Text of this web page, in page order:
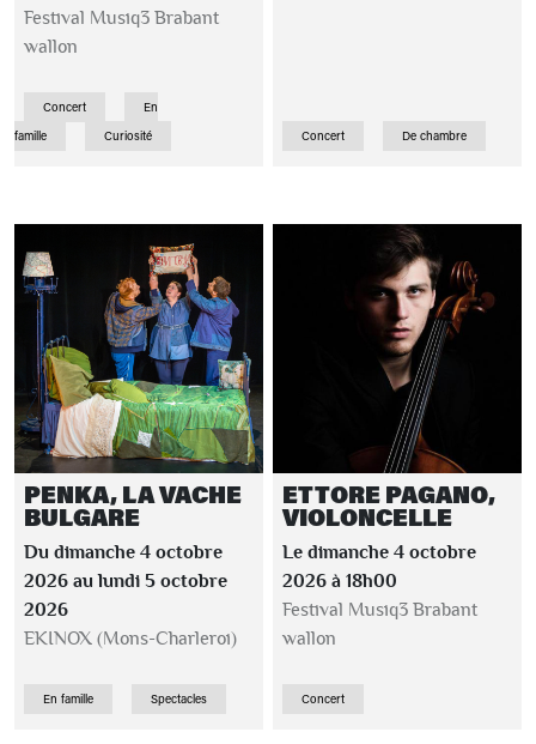
Festival Musiq3 Brabant
wallon
Concert
En
famille
Curiosité Concert De chambre
PENKA, LA VACHE
BULGARE
Du dimanche 4 octobre
2026 au lundi 5 octobre
2026
EKINOX (Mons-Charleroi)
En famille Spectacles
ETTORE PAGANO,
VIOLONCELLE
Le dimanche 4 octobre
2026 à 18h00
Festival Musiq3 Brabant
wallon
Concert